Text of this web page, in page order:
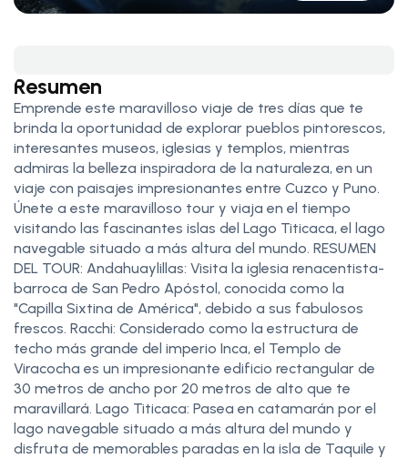
Resumen
Emprende este maravilloso viaje de tres días que te
brinda la oportunidad de explorar pueblos pintorescos,
interesantes museos, iglesias y templos, mientras
admiras la belleza inspiradora de la naturaleza, en un
viaje con paisajes impresionantes entre Cuzco y Puno.
Únete a este maravilloso tour y viaja en el tiempo
visitando las fascinantes islas del Lago Titicaca, el lago
navegable situado a más altura del mundo. RESUMEN
DEL TOUR: Andahuaylillas: Visita la iglesia renacentista-
barroca de San Pedro Apóstol, conocida como la
"Capilla Sixtina de América", debido a sus fabulosos
frescos. Racchi: Considerado como la estructura de
techo más grande del imperio Inca, el Templo de
Viracocha es un impresionante edificio rectangular de
30 metros de ancho por 20 metros de alto que te
maravillará. Lago Titicaca: Pasea en catamarán por el
lago navegable situado a más altura del mundo y
disfruta de memorables paradas en la isla de Taquile y